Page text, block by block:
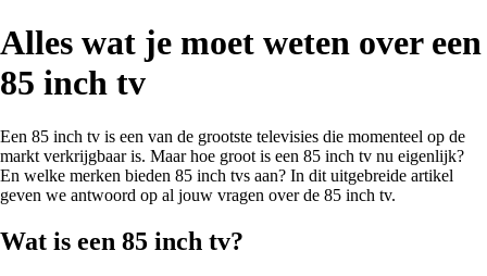
Alles wat je moet weten over een
85 inch tv
Een 85 inch tv is een van de grootste televisies die momenteel op de
markt verkrijgbaar is. Maar hoe groot is een 85 inch tv nu eigenlijk?
En welke merken bieden 85 inch tvs aan? In dit uitgebreide artikel
geven we antwoord op al jouw vragen over de 85 inch tv.
Wat is een 85 inch tv?